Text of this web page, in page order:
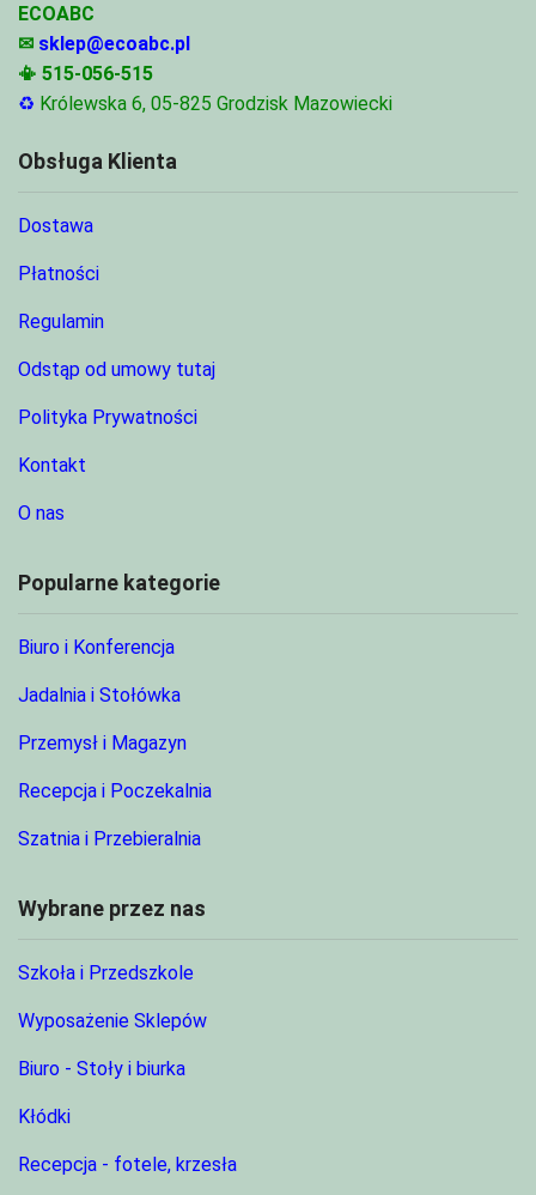
ECOABC
✉ sklep@ecoabc.pl
📳 515-056-515
♻ Królewska 6, 05-825 Grodzisk Mazowiecki
Obsługa Klienta
Dostawa
Płatności
Regulamin
Odstąp od umowy tutaj
Polityka Prywatności
Kontakt
O nas
Popularne kategorie
Biuro i Konferencja
Jadalnia i Stołówka
Przemysł i Magazyn
Recepcja i Poczekalnia
Szatnia i Przebieralnia
Wybrane przez nas
Szkoła i Przedszkole
Wyposażenie Sklepów
Biuro - Stoły i biurka
Kłódki
Recepcja - fotele, krzesła